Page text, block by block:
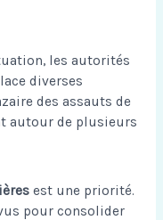
les autorités
diverses
des assauts de
autour de plusieurs
est une priorité.
pour consolider